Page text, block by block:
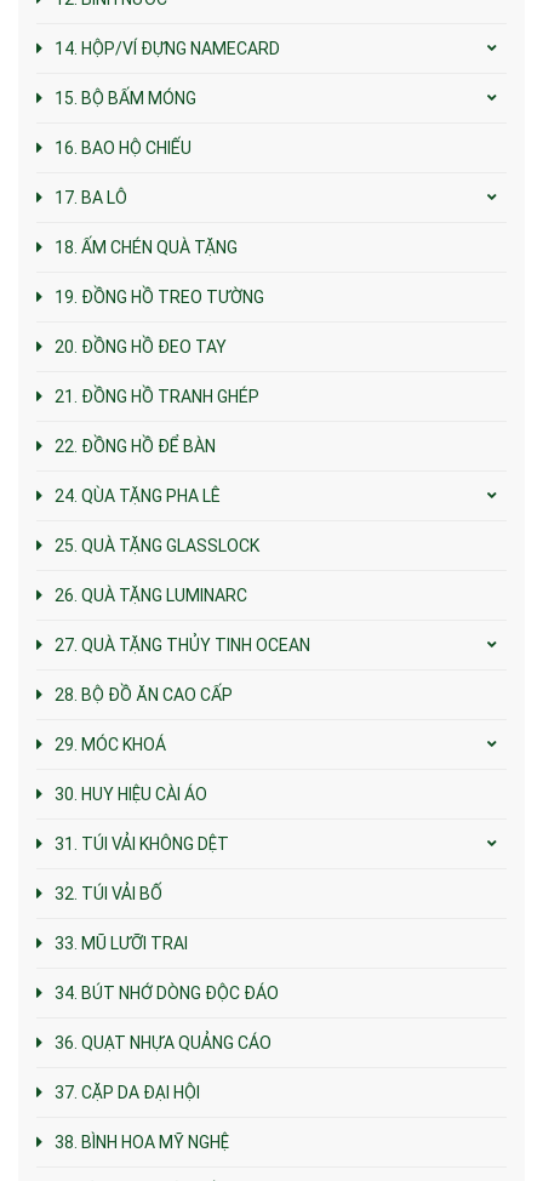
14. HỘP/VÍ ĐỰNG NAMECARD
15. BỘ BẤM MÓNG
16. BAO HỘ CHIẾU
17. BA LÔ
18. ẤM CHÉN QUÀ TẶNG
19. ĐỒNG HỒ TREO TƯỜNG
20. ĐỒNG HỒ ĐEO TAY
21. ĐỒNG HỒ TRANH GHÉP
22. ĐỒNG HỒ ĐỂ BÀN
24. QÙA TẶNG PHA LÊ
25. QUÀ TẶNG GLASSLOCK
26. QUÀ TẶNG LUMINARC
27. QUÀ TẶNG THỦY TINH OCEAN
28. BỘ ĐỒ ĂN CAO CẤP
29. MÓC KHOÁ
30. HUY HIỆU CÀI ÁO
31. TÚI VẢI KHÔNG DỆT
32. TÚI VẢI BỐ
33. MŨ LƯỠI TRAI
34. BÚT NHỚ DÒNG ĐỘC ĐÁO
36. QUẠT NHỰA QUẢNG CÁO
37. CẶP DA ĐẠI HỘI
38. BÌNH HOA MỸ NGHỆ